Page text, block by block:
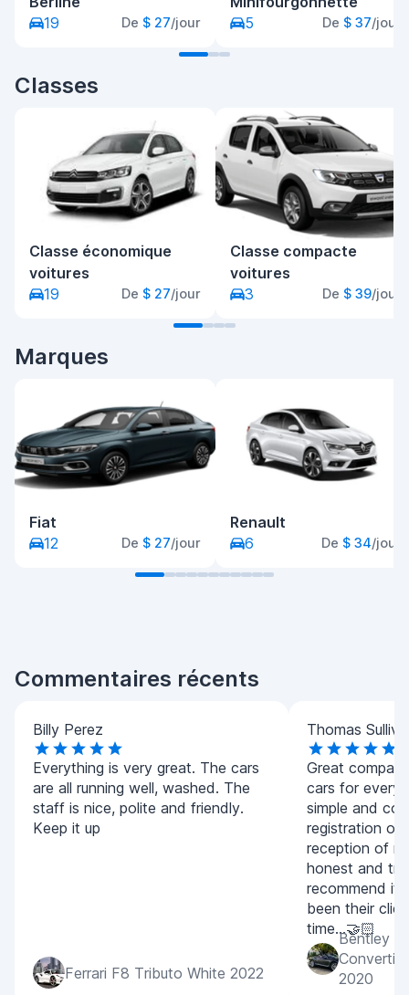
19
De $ 27/jour
5
De $ 37/jour
Classes
Classe économique
voitures
19
De $ 27/jour
Classe compacte
voitures
3
De $ 39/jour
Marques
Fiat
12
De $ 27/jour
Renault
6
De $ 34/jour
Commentaires récents
Billy Perez
Everything is very great. The cars
are all running well, washed. The
staff is nice, polite and friendly.
Keep it up
Ferrari F8 Tributo White 2022
Thomas
Great
cars for every
simple and
registration of
reception of
honest and
recommend it
been their
time...🤝🏻
Bentley
2020